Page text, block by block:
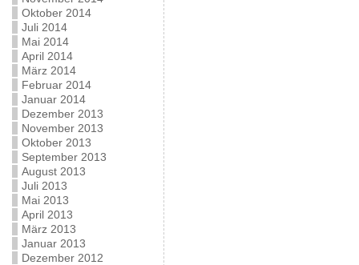
Oktober 2014
Juli 2014
Mai 2014
April 2014
März 2014
Februar 2014
Januar 2014
Dezember 2013
November 2013
Oktober 2013
September 2013
August 2013
Juli 2013
Mai 2013
April 2013
März 2013
Januar 2013
Dezember 2012